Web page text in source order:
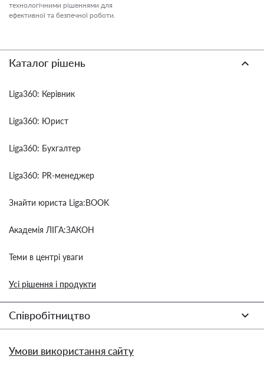
технологічними рішеннями для
ефективної та безпечної роботи.
Каталог рішень
Liga360: Керівник
Liga360: Юрист
Liga360: Бухгалтер
Liga360: PR-менеджер
Знайти юриста Liga:BOOK
Академія ЛІГА:ЗАКОН
Теми в центрі уваги
Усі рішення і продукти
Співробітництво
Умови використання сайту